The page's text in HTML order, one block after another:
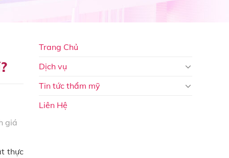
giá
thực
Trang Chủ
Dịch vụ
Tin tức thẩm mỹ
Liên Hệ